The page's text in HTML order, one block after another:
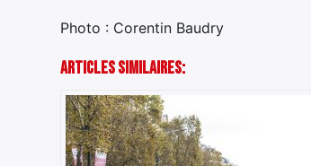
Photo : Corentin Baudry
Articles Similaires: